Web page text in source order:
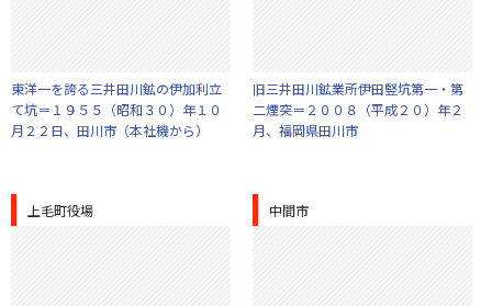
東洋一を誇る三井田川鉱の伊加利立
て坑＝１９５５（昭和３０）年１０
月２２日、田川市（本社機から）
旧三井田川鉱業所伊田竪坑第一・第
二煙突＝２００８（平成２０）年２
月、福岡県田川市
上毛町役場 中間市